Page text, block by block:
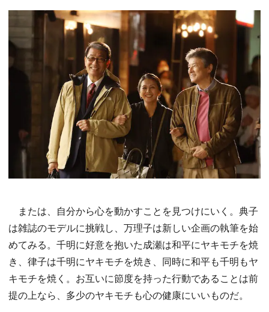
または、自分から心を動かすことを見つけにいく。典子
は雑誌のモデルに挑戦し、万理子は新しい企画の執筆を始
めてみる。千明に好意を抱いた成瀬は和平にヤキモチを焼
き、律子は千明にヤキモチを焼き、同時に和平も千明もヤ
キモチを焼く。お互いに節度を持った行動であることは前
提の上なら、多少のヤキモチも心の健康にいいものだ。